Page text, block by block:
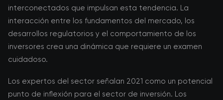
interconectados que impulsan esta tendencia. La
interacción entre los fundamentos del mercado, los
desarrollos regulatorios y el comportamiento de los
inversores crea una dinámica que requiere un examen
cuidadoso.
Los expertos del sector señalan 2021 como un potencial
punto de inflexión para el sector de inversión. Los